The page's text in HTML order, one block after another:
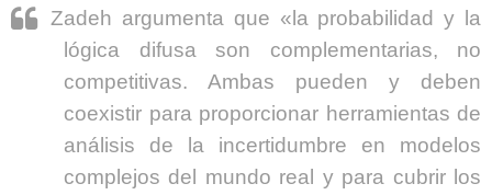
Zadeh argumenta que «la probabilidad y la
lógica difusa son complementarias, no
competitivas. Ambas pueden y deben
coexistir para proporcionar herramientas de
análisis de la incertidumbre en modelos
complejos del mundo real y para cubrir los